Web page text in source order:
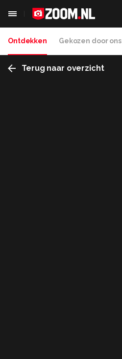
Ontdekken Gekozen door ons
Terug naar overzicht